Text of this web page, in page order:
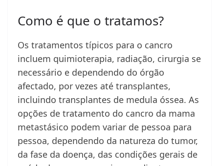
Como é que o tratamos?
Os tratamentos típicos para o cancro
incluem quimioterapia, radiação, cirurgia se
necessário e dependendo do órgão
afectado, por vezes até transplantes,
incluindo transplantes de medula óssea. As
opções de tratamento do cancro da mama
metastásico podem variar de pessoa para
pessoa, dependendo da natureza do tumor,
da fase da doença, das condições gerais de